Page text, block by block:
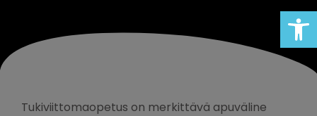
Tukiviittomaopetus on merkittävä apuväline